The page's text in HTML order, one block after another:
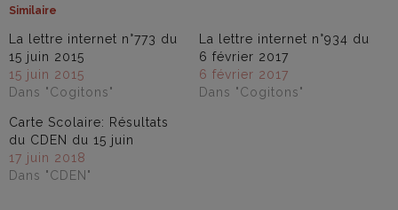
Similaire
La lettre internet n°773 du
15 juin 2015
15 juin 2015
Dans "Cogitons"
La lettre internet n°934 du
6 février 2017
6 février 2017
Dans "Cogitons"
Carte Scolaire: Résultats
du CDEN du 15 juin
17 juin 2018
Dans "CDEN"